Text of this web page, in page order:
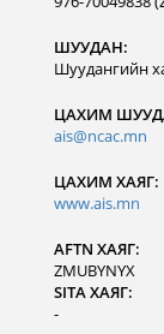
ШУУДАН:
Шуудангийн
ЦАХИМ
ais@ncac.mn
ЦАХИМ ХАЯГ:
www.ais.mn
AFTN ХАЯГ:
ZMUBYNYX
SITA ХАЯГ:
-